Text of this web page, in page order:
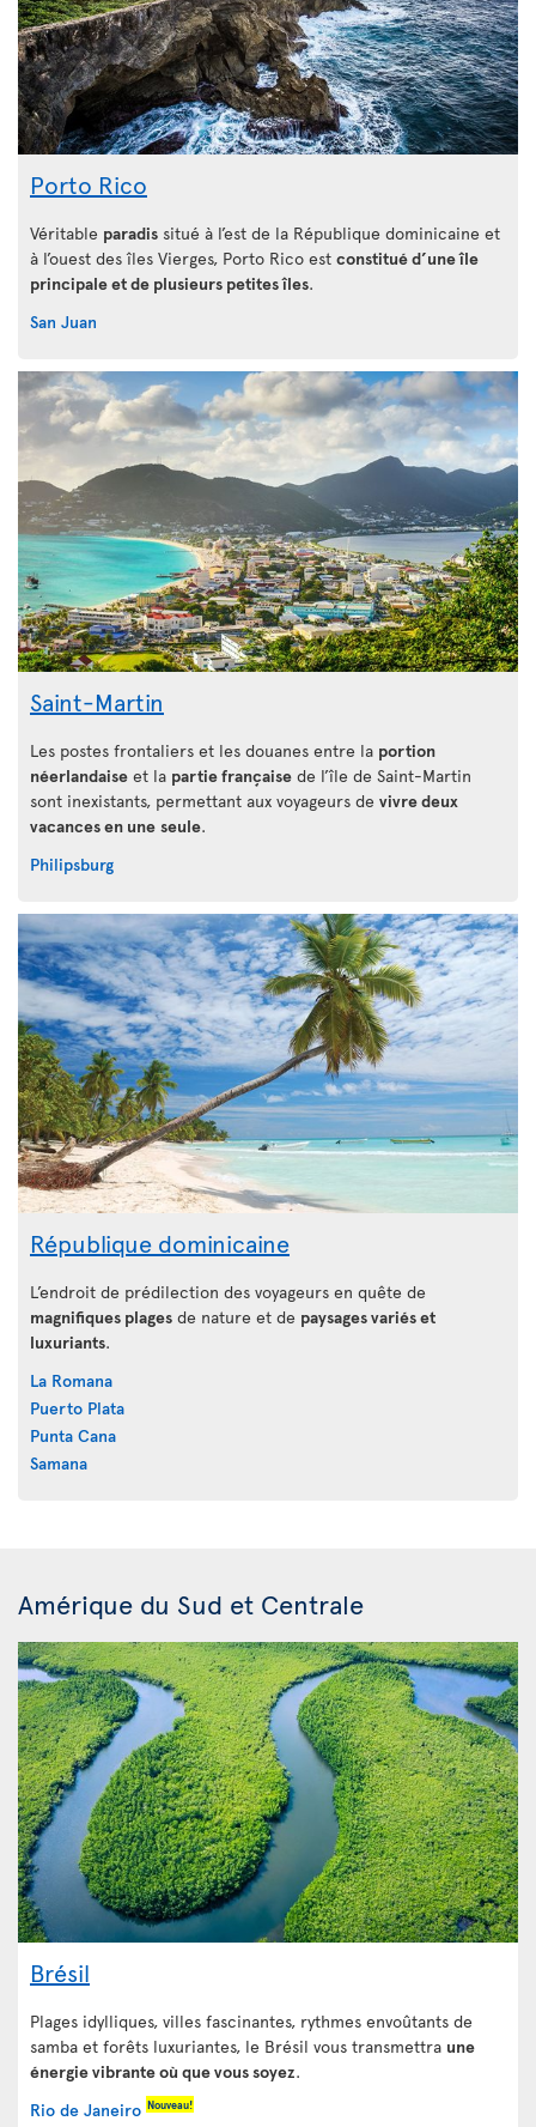
Porto Rico
Véritable paradis situé à l’est de la République dominicaine et
à l’ouest des îles Vierges, Porto Rico est constitué d’une île
principale et de plusieurs petites îles.
San Juan
Saint-Martin
Les postes frontaliers et les douanes entre la portion
néerlandaise et la partie française de l’île de Saint-Martin
sont inexistants, permettant aux voyageurs de vivre deux
vacances en une seule.
Philipsburg
République dominicaine
L’endroit de prédilection des voyageurs en quête de
magnifiques plages de nature et de paysages variés et
luxuriants.
La Romana
Puerto Plata
Punta Cana
Samana
Amérique du Sud et Centrale
Brésil
Plages idylliques, villes fascinantes, rythmes envoûtants de
samba et forêts luxuriantes, le Brésil vous transmettra une
énergie vibrante où que vous soyez.
Rio de Janeiro Nouveau!